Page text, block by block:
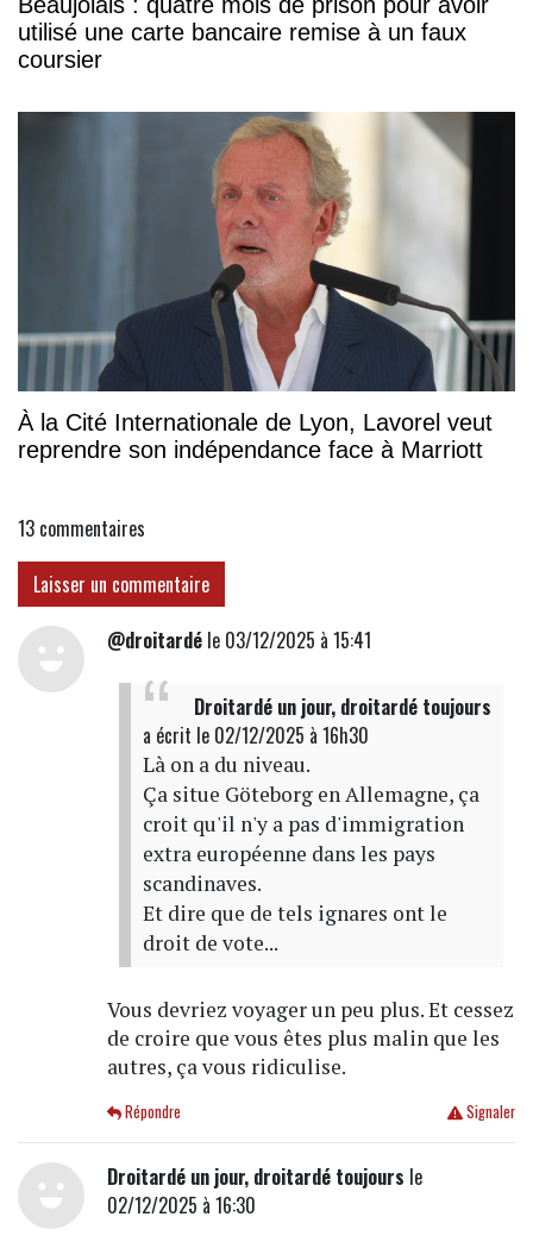
utilisé une carte bancaire remise à un faux
coursier
À la Cité Internationale de Lyon, Lavorel veut
reprendre son indépendance face à Marriott
13 commentaires
Laisser un commentaire
@droitardéle 03/12/2025 à 15:41
Droitardé un jour, droitardé toujours
a écrit le 02/12/2025 à 16h30
Là on a du niveau.
Ça situe Göteborg en Allemagne, ça
croit qu'il n'y a pas d'immigration
extra européenne dans les pays
scandinaves.
Et dire que de tels ignares ont le
droit de vote...
Vous devriez voyager un peu plus. Et cessez
de croire que vous êtes plus malin que les
autres, ça vous ridiculise.
Signaler
Répondre
Droitardé un jour, droitardé toujours le
02/12/2025 à 16:30